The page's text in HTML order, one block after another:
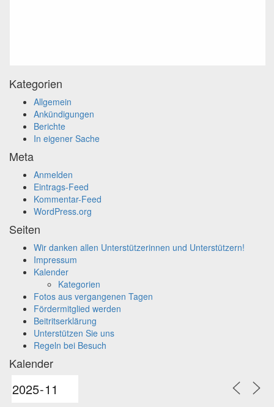
Kategorien
Allgemein
Ankündigungen
Berichte
In eigener Sache
Meta
Anmelden
Eintrags-Feed
Kommentar-Feed
WordPress.org
Seiten
Wir danken allen Unterstützerinnen und Unterstützern!
Impressum
Kalender
Kategorien
Fotos aus vergangenen Tagen
Fördermitglied werden
Beitritserklärung
Unterstützen Sie uns
Regeln bei Besuch
Kalender